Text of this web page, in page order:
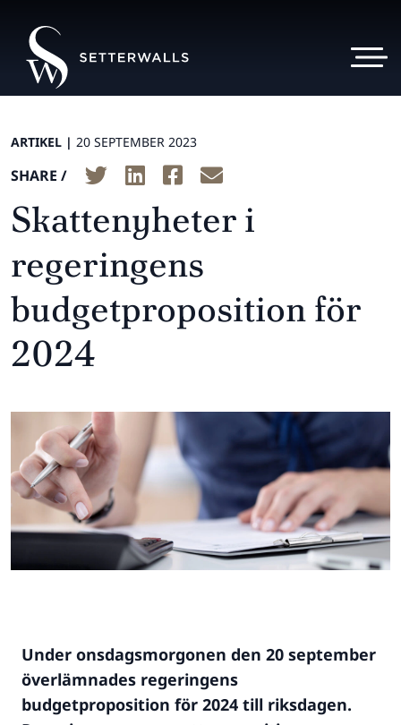
ARTIKEL | 20 SEPTEMBER 2023
SHARE /
Skattenyheter i
regeringens
budgetproposition för
2024
Under onsdagsmorgonen den 20 september
överlämnades regeringens
budgetproposition för 2024 till riksdagen.